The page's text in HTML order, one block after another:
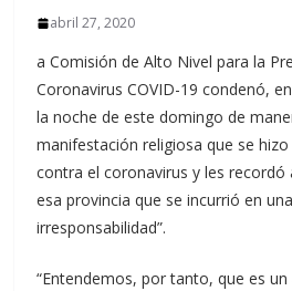
abril 27, 2020
a Comisión de Alto Nivel para la
Coronavirus COVID-19 condenó,
la noche de este domingo de
manifestación religiosa que se
contra el coronavirus y les recordó
esa provincia que se incurrió en
irresponsabilidad”.
“Entendemos, por tanto, que es